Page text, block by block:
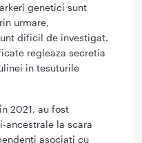
genetici sunt
urmare,
dificil de investigat.
regleaza secretia
in tesuturile
2021, au fost
ancestrale la scara
asociati cu